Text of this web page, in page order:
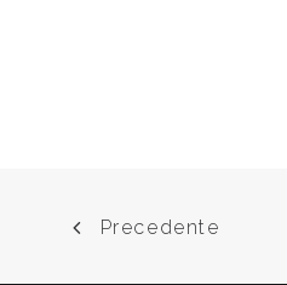
Precedente